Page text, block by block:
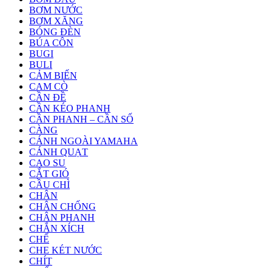
BƠM NƯỚC
BƠM XĂNG
BÓNG ĐÈN
BÚA CÔN
BUGI
BULI
CẢM BIẾN
CAM CÒ
CẦN ĐỀ
CẦN KÉO PHANH
CẦN PHANH – CẦN SỐ
CÀNG
CÁNH NGOÀI YAMAHA
CÁNH QUẠT
CAO SU
CẮT GIÓ
CẦU CHÌ
CHÂN
CHÂN CHỐNG
CHÂN PHANH
CHẮN XÍCH
CHẾ
CHE KÉT NƯỚC
CHÍT